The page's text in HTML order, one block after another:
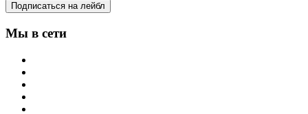
Подписаться на лейбл
Мы в сети